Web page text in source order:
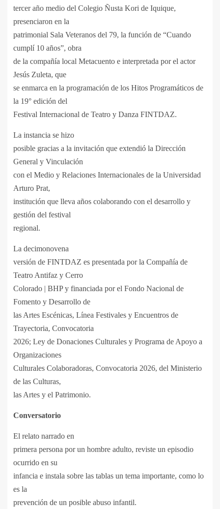
tercer año medio del Colegio Ñusta Kori de Iquique,
presenciaron en la
patrimonial Sala Veteranos del 79, la función de “Cuando
cumplí 10 años”, obra
de la compañía local Metacuento e interpretada por el actor
Jesús Zuleta, que
se enmarca en la programación de los Hitos Programáticos de
la 19° edición del
Festival Internacional de Teatro y Danza FINTDAZ.
La instancia se hizo
posible gracias a la invitación que extendió la Dirección
General y Vinculación
con el Medio y Relaciones Internacionales de la Universidad
Arturo Prat,
institución que lleva años colaborando con el desarrollo y
gestión del festival
regional.
La decimonovena
versión de FINTDAZ es presentada por la Compañía de
Teatro Antifaz y Cerro
Colorado | BHP y financiada por el Fondo Nacional de
Fomento y Desarrollo de
las Artes Escénicas, Línea Festivales y Encuentros de
Trayectoria, Convocatoria
2026; Ley de Donaciones Culturales y Programa de Apoyo a
Organizaciones
Culturales Colaboradoras, Convocatoria 2026, del Ministerio
de las Culturas,
las Artes y el Patrimonio.
Conversatorio
El relato narrado en
primera persona por un hombre adulto, reviste un episodio
ocurrido en su
infancia e instala sobre las tablas un tema importante, como lo
es la
prevención de un posible abuso infantil.